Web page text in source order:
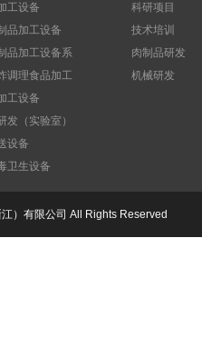
工设备
品加工设备
品加工设备系
调理食品加工
工设备
发（实验室）
设备
卫生设备
科研项目
技术培训
肉制品研发
机械研发
）有限公司 All Rights Reserved